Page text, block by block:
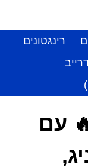
רינגטונים
עם